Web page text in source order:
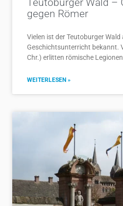
Teutoburger Wald –
gegen Römer
Vielen ist der Teutoburger Wald
Geschichtsunterricht bekannt.
Chr.) erlitten römische
WEITERLESEN »